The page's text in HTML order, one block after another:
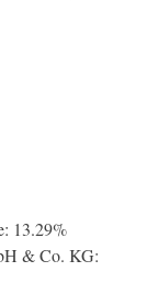
13.29%
& Co. KG: